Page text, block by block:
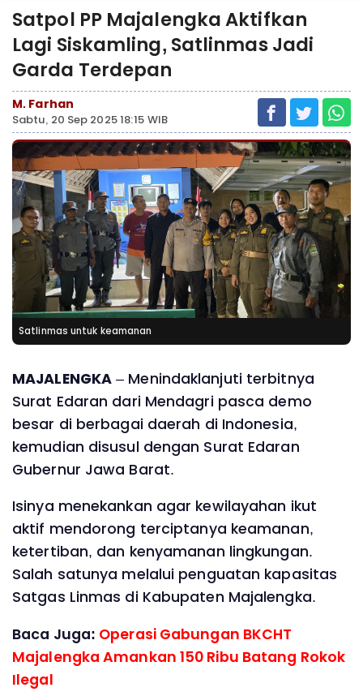
Satpol PP Majalengka Aktifkan
Lagi Siskamling, Satlinmas Jadi
Garda Terdepan
M. Farhan
Sabtu, 20 Sep 2025 18:15 WIB
Satlinmas untuk keamanan
MAJALENGKA – Menindaklanjuti terbitnya
Surat Edaran dari Mendagri pasca demo
besar di berbagai daerah di Indonesia,
kemudian disusul dengan Surat Edaran
Gubernur Jawa Barat.
Isinya menekankan agar kewilayahan ikut
aktif mendorong terciptanya keamanan,
ketertiban, dan kenyamanan lingkungan.
Salah satunya melalui penguatan kapasitas
Satgas Linmas di Kabupaten Majalengka.
Baca Juga: Operasi Gabungan BKCHT
Majalengka Amankan 150 Ribu Batang Rokok
Ilegal